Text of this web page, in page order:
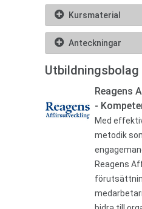
Kursmaterial
Anteckningar
Utbildningsbolag
Reagens
-
Med
metodik
Reagens